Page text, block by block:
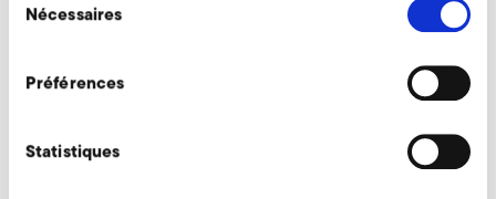
duNécessaires
Préférences
Statistiques
Accessoires supplémentaires SD 7